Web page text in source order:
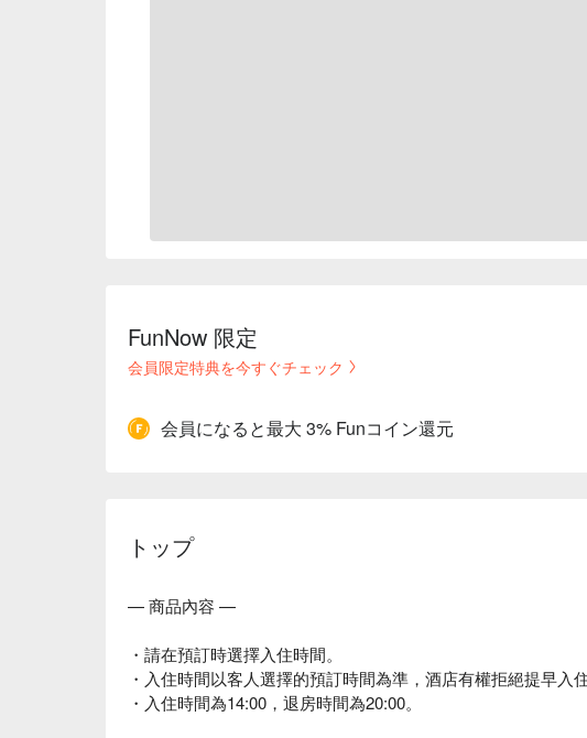
FunNow 限定
会員限定特典を今すぐチェック
会員になると最大 3% Funコイン還元
トップ
— 商品內容 —
・請在預訂時選擇入住時間。
・入住時間以客人選擇的預訂時間為準，酒店有權拒絕提早入住
・入住時間為14:00，退房時間為20:00。